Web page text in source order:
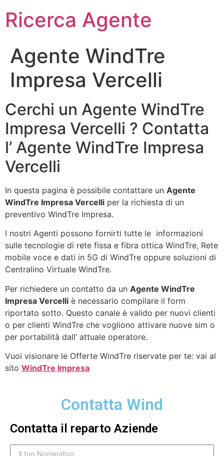
Ricerca Agente
Agente WindTre
Impresa Vercelli
Cerchi un Agente WindTre
Impresa Vercelli ? Contatta
l’ Agente WindTre Impresa
Vercelli
In questa pagina è possibile contattare un Agente
WindTre Impresa Vercelli per la richiesta di un
preventivo WindTre Impresa.
I nostri Agenti possono fornirti tutte le informazioni
sulle tecnologie di rete fissa e fibra ottica WindTre, Rete
mobile voce e dati in 5G di WindTre oppure soluzioni di
Centralino Virtuale WindTre.
Per richiedere un contatto da un Agente WindTre
Impresa Vercelli è necessario compilare il form
riportato sotto. Questo canale è valido per nuovi clienti
o per clienti WindTre che vogliono attivare nuove sim o
per portabilità dall’ attuale operatore.
Vuoi visionare le Offerte WindTre riservate per te: vai al
sito WindTre Impresa
Contatta Wind
Contatta il reparto Aziende